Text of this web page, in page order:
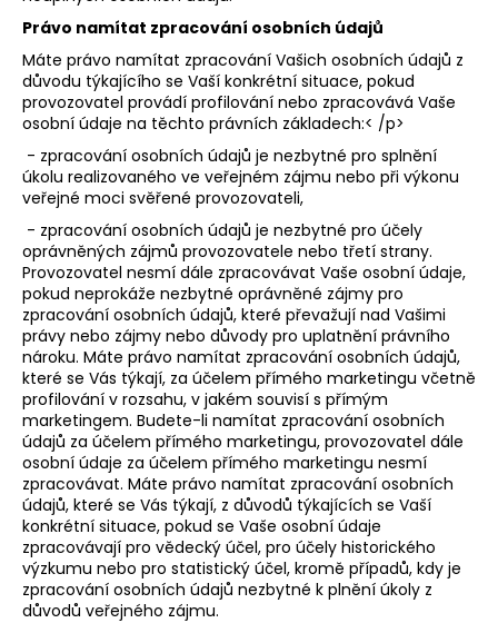
Právo namítat zpracování osobních údajů
Máte právo namítat zpracování Vašich osobních údajů z
důvodu týkajícího se Vaší konkrétní situace, pokud
provozovatel provádí profilování nebo zpracovává Vaše
osobní údaje na těchto právních základech:< /p>
- zpracování osobních údajů je nezbytné pro splnění
úkolu realizovaného ve veřejném zájmu nebo při výkonu
veřejné moci svěřené provozovateli,
- zpracování osobních údajů je nezbytné pro účely
oprávněných zájmů provozovatele nebo třetí strany.
Provozovatel nesmí dále zpracovávat Vaše osobní údaje,
pokud neprokáže nezbytné oprávněné zájmy pro
zpracování osobních údajů, které převažují nad Vašimi
právy nebo zájmy nebo důvody pro uplatnění právního
nároku. Máte právo namítat zpracování osobních údajů,
které se Vás týkají, za účelem přímého marketingu včetně
profilování v rozsahu, v jakém souvisí s přímým
marketingem. Budete-li namítat zpracování osobních
údajů za účelem přímého marketingu, provozovatel dále
osobní údaje za účelem přímého marketingu nesmí
zpracovávat. Máte právo namítat zpracování osobních
údajů, které se Vás týkají, z důvodů týkajících se Vaší
konkrétní situace, pokud se Vaše osobní údaje
zpracovávají pro vědecký účel, pro účely historického
výzkumu nebo pro statistický účel, kromě případů, kdy je
zpracování osobních údajů nezbytné k plnění úkoly z
důvodů veřejného zájmu.